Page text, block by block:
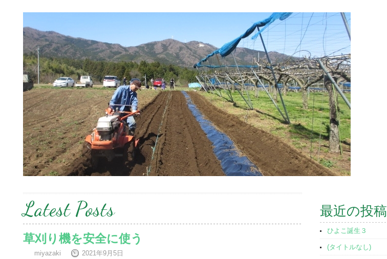
Latest Posts
草刈り機を安全に使う
miyazaki 2021年9月5日
最近の投稿
ひよこ誕生３
(タイトルなし)